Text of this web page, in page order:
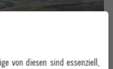
von diesen sind essenziell,